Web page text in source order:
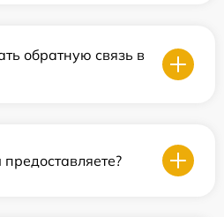
обратную связь в